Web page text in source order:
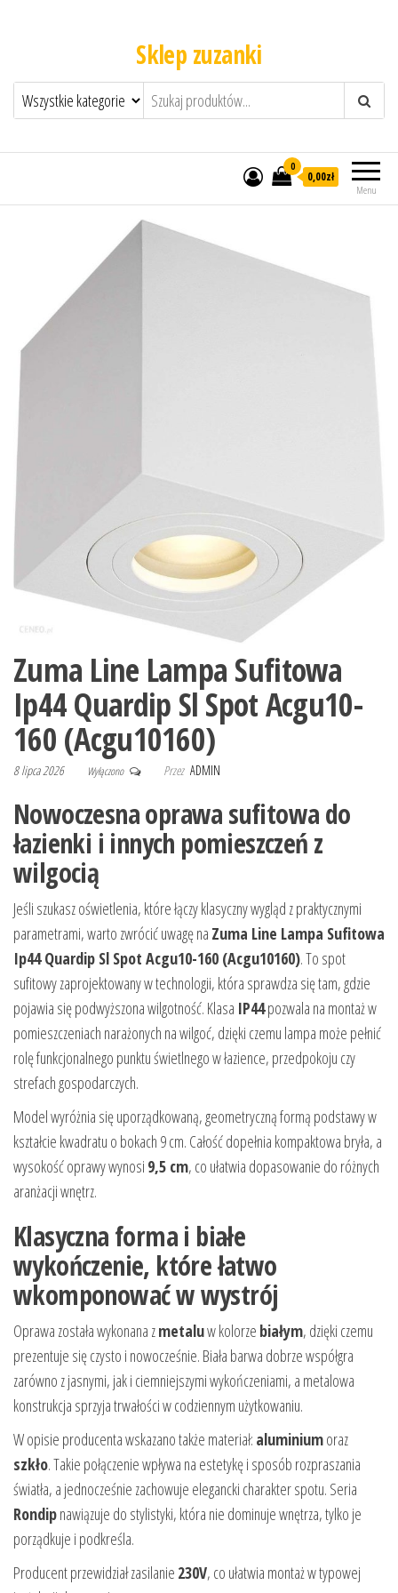
Sklep zuzanki
Menu
0
0,00zł
Zuma Line Lampa Sufitowa
Ip44 Quardip Sl Spot Acgu10-
160 (Acgu10160)
8 lipca 2026 Wyłączono Przez ADMIN
Nowoczesna oprawa sufitowa do
łazienki i innych pomieszczeń z
wilgocią
Jeśli szukasz oświetlenia, które łączy klasyczny wygląd z praktycznymi
parametrami, warto zwrócić uwagę na Zuma Line Lampa Sufitowa
Ip44 Quardip Sl Spot Acgu10-160 (Acgu10160). To spot
sufitowy zaprojektowany w technologii, która sprawdza się tam, gdzie
pojawia się podwyższona wilgotność. Klasa IP44pozwala na montaż w
pomieszczeniach narażonych na wilgoć, dzięki czemu lampa może pełnić
rolę funkcjonalnego punktu świetlnego w łazience, przedpokoju czy
strefach gospodarczych.
Model wyróżnia się uporządkowaną, geometryczną formą podstawy w
kształcie kwadratu o bokach 9 cm. Całość dopełnia kompaktowa bryła, a
wysokość oprawy wynosi 9,5 cm, co ułatwia dopasowanie do różnych
aranżacji wnętrz.
Klasyczna forma i białe
wykończenie, które łatwo
wkomponować w wystrój
Oprawa została wykonana zmetaluw kolorze białym, dzięki czemu
prezentuje się czysto i nowocześnie. Biała barwa dobrze współgra
zarówno z jasnymi, jak i ciemniejszymi wykończeniami, a metalowa
konstrukcja sprzyja trwałości w codziennym użytkowaniu.
W opisie producenta wskazano także materiał: aluminiumoraz
szkło. Takie połączenie wpływa na estetykę i sposób rozpraszania
światła, a jednocześnie zachowuje elegancki charakter spotu. Seria
Rondipnawiązuje do stylistyki, która nie dominuje wnętrza, tylko je
porządkuje i podkreśla.
Producent przewidział zasilanie 230V, co ułatwia montaż w typowej